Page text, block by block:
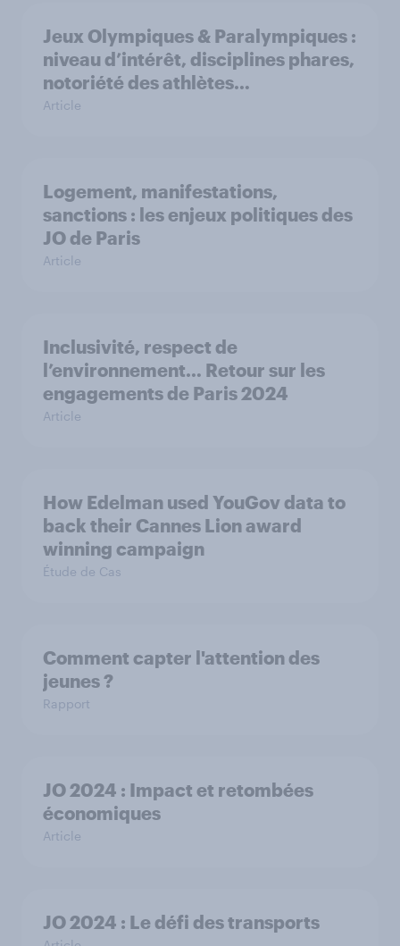
Jeux Olympiques & Paralympiques :
niveau d’intérêt, disciplines phares,
notoriété des athlètes…
Article
Logement, manifestations,
sanctions : les enjeux politiques des
JO de Paris
Article
Inclusivité, respect de
l’environnement… Retour sur les
engagements de Paris 2024
Article
How Edelman used YouGov data to
back their Cannes Lion award
winning campaign
Étude de Cas
Comment capter l'attention des
jeunes ?
Rapport
JO 2024 : Impact et retombées
économiques
Article
JO 2024 : Le défi des transports